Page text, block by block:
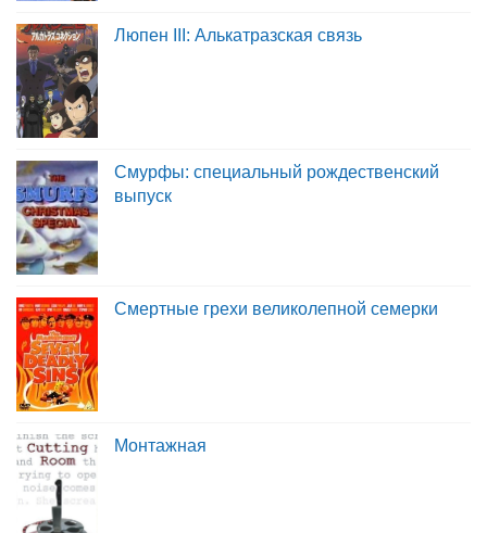
Люпен III: Алькатразская связь
Смурфы: специальный рождественский
выпуск
Смертные грехи великолепной семерки
Монтажная